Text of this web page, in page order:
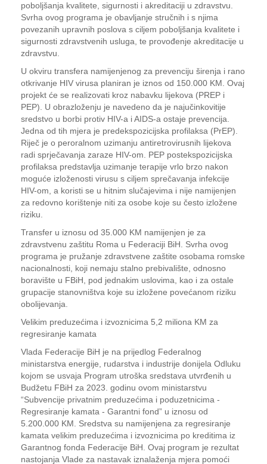
poboljšanja kvalitete, sigurnosti i akreditaciji u zdravstvu.
Svrha ovog programa je obavljanje stručnih i s njima
povezanih upravnih poslova s ciljem poboljšanja kvalitete i
sigurnosti zdravstvenih usluga, te provođenje akreditacije u
zdravstvu.
U okviru transfera namijenjenog za prevenciju širenja i rano
otkrivanje HIV virusa planiran je iznos od 150.000 KM. Ovaj
projekt će se realizovati kroz nabavku lijekova (PREP i
PEP). U obrazloženju je navedeno da je najučinkovitije
sredstvo u borbi protiv HIV-a i AIDS-a ostaje prevencija.
Jedna od tih mjera je predekspozicijska profilaksa (PrEP).
Riječ je o peroralnom uzimanju antiretrovirusnih lijekova
radi sprječavanja zaraze HIV-om. PEP postekspozicijska
profilaksa predstavlja uzimanje terapije vrlo brzo nakon
moguće izloženosti virusu s ciljem sprečavanja infekcije
HIV-om, a koristi se u hitnim slučajevima i nije namijenjen
za redovno korištenje niti za osobe koje su često izložene
riziku.
Transfer u iznosu od 35.000 KM namijenjen je za
zdravstvenu zaštitu Roma u Federaciji BiH. Svrha ovog
programa je pružanje zdravstvene zaštite osobama romske
nacionalnosti, koji nemaju stalno prebivalište, odnosno
boravište u FBiH, pod jednakim uslovima, kao i za ostale
grupacije stanovništva koje su izložene povećanom riziku
obolijevanja.
Velikim preduzećima i izvoznicima 5,2 miliona KM za
regresiranje kamata
Vlada Federacije BiH je na prijedlog Federalnog
ministarstva energije, rudarstva i industrije donijela Odluku
kojom se usvaja Program utroška sredstava utvrđenih u
Budžetu FBiH za 2023. godinu ovom ministarstvu
“Subvencije privatnim preduzećima i poduzetnicima -
Regresiranje kamata - Garantni fond” u iznosu od
5.200.000 KM. Sredstva su namijenjena za regresiranje
kamata velikim preduzećima i izvoznicima po kreditima iz
Garantnog fonda Federacije BiH. Ovaj program je rezultat
nastojanja Vlade za nastavak iznalaženja mjera pomoći